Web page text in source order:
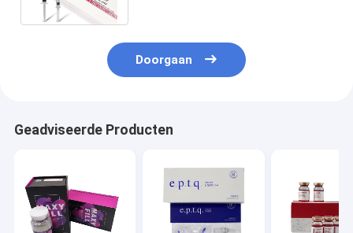
Doorgaan
Geadviseerde Producten